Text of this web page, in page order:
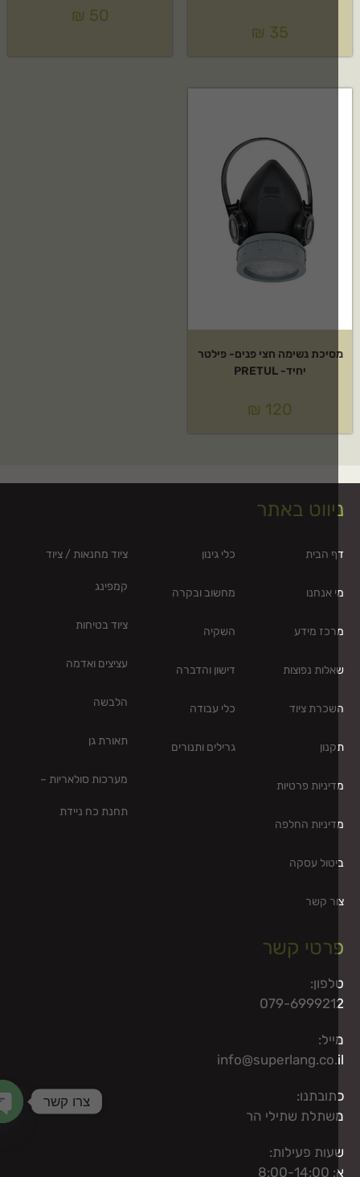
₪35
₪50
נשימה חצי פנים- פילטר
יחיד- PRETUL
₪120
באתר
הבית
אנחנו
מידע
נפוצות
ציוד
פרטיות
החלפה
עסקה
קשר
כלי גינון
מחשוב ובקרה
השקיה
דישון והדברה
כלי עבודה
גרילים ותנורים
ציוד מחנאות / ציוד
קמפינג
ציוד בטיחות
עציצים ואדמה
הלבשה
תאורת גן
מערכות סולאריות –
תחנת כח ניידת
קשר
079-
שתילי הר
פעילות:
צרו קשר